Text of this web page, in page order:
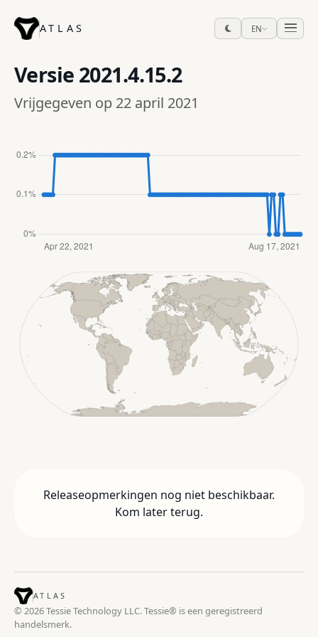
ATLAS EN
Versie 2021.4.15.2
Vrijgegeven op 22 april 2021
Releaseopmerkingen nog niet beschikbaar.
Kom later terug.
ATLAS
© 2026 Tessie Technology LLC. Tessie® is een geregistreerd
handelsmerk.